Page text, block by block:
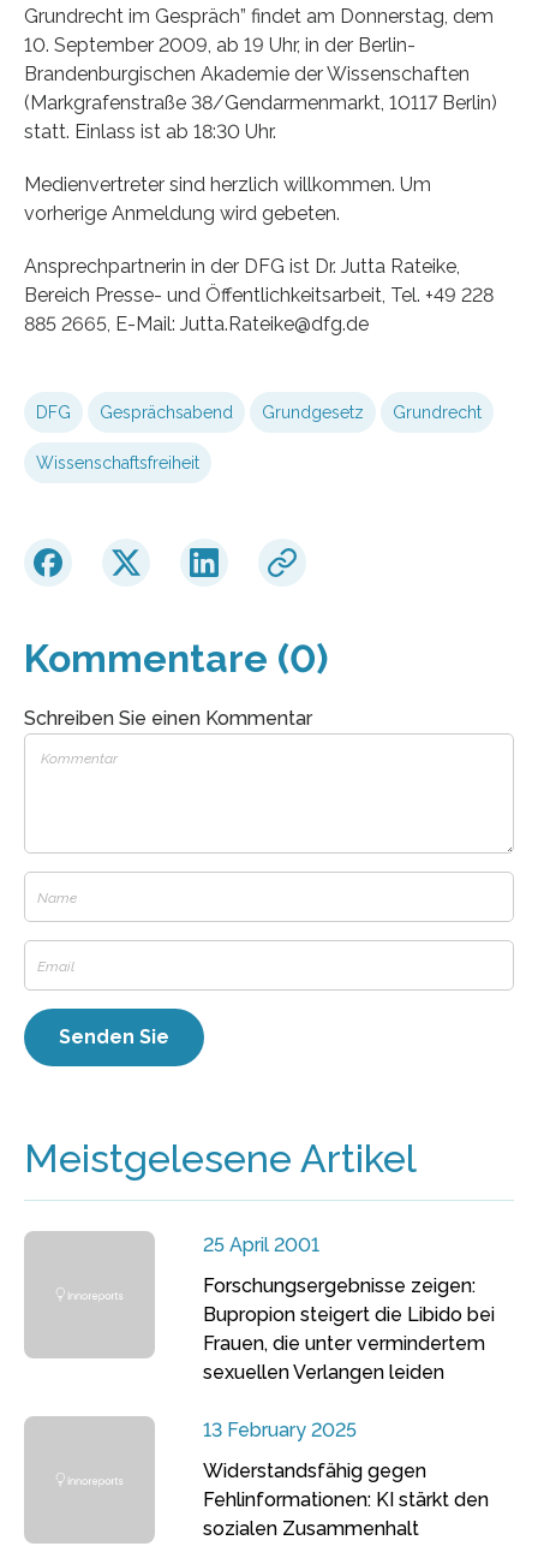
Grundrecht im Gespräch” findet am Donnerstag, dem
10. September 2009, ab 19 Uhr, in der Berlin-
Brandenburgischen Akademie der Wissenschaften
(Markgrafenstraße 38/Gendarmenmarkt, 10117 Berlin)
statt. Einlass ist ab 18:30 Uhr.
Medienvertreter sind herzlich willkommen. Um
vorherige Anmeldung wird gebeten.
Ansprechpartnerin in der DFG ist Dr. Jutta Rateike,
Bereich Presse- und Öffentlichkeitsarbeit, Tel. +49 228
885 2665, E-Mail: Jutta.Rateike@dfg.de
DFG Gesprächsabend Grundgesetz Grundrecht
Wissenschaftsfreiheit
Kommentare (0)
Schreiben Sie einen Kommentar
Meistgelesene Artikel
25 April 2001
Forschungsergebnisse zeigen:
Bupropion steigert die Libido bei
Frauen, die unter vermindertem
sexuellen Verlangen leiden
13 February 2025
Widerstandsfähig gegen
Fehlinformationen: KI stärkt den
sozialen Zusammenhalt